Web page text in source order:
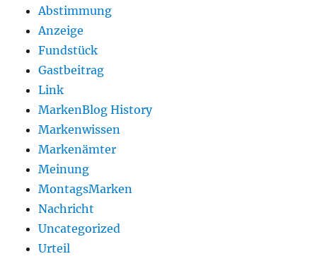
Abstimmung
Anzeige
Fundstück
Gastbeitrag
Link
MarkenBlog History
Markenwissen
Markenämter
Meinung
MontagsMarken
Nachricht
Uncategorized
Urteil